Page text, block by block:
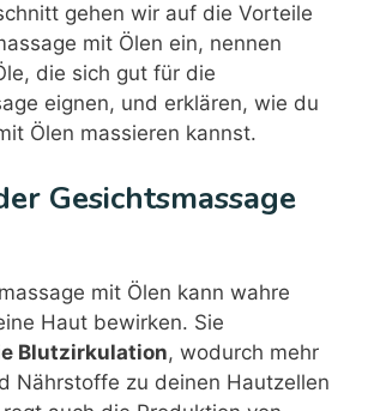
gehen wir auf die Vorteile
mit Ölen ein, nennen
die sich gut für die
eignen, und erklären, wie du
Ölen massieren kannst.
Gesichtsmassage
mit Ölen kann wahre
Haut bewirken. Sie
Blutzirkulation, wodurch mehr
Nährstoffe zu deinen Hautzellen